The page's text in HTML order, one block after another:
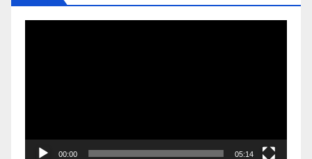
00:00 05:14